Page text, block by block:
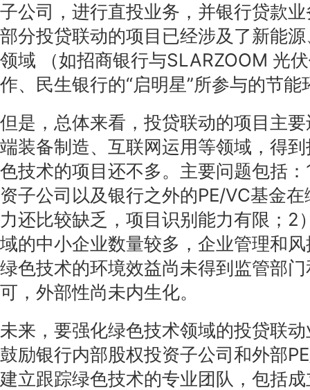
子公司，进行直投业务，并银行贷款
部分投贷联动的项目已经涉及了新能
领域 （如招商银行与SLARZOOM 光
作、民生银行的“启明星”所参与的节
但是，总体来看，投贷联动的项目主
端装备制造、互联网运用等领域，得
色技术的项目还不多。主要问题包括
资子公司以及银行之外的PE/VC基金
力还比较缺乏，项目识别能力有限；2
域的中小企业数量较多，企业管理和
绿色技术的环境效益尚未得到监管部
可，外部性尚未内生化。
未来，要强化绿色技术领域的投贷联
鼓励银行内部股权投资子公司和外部
建立跟踪绿色技术的专业团队，包括